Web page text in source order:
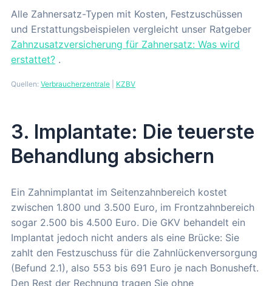
Alle Zahnersatz-Typen mit Kosten, Festzuschüssen
und Erstattungsbeispielen vergleicht unser Ratgeber
Zahnzusatzversicherung für Zahnersatz: Was wird
erstattet? .
Quellen: Verbraucherzentrale KZBV
3. Implantate: Die teuerste
Behandlung absichern
Ein Zahnimplantat im Seitenzahnbereich kostet
zwischen 1.800 und 3.500 Euro, im Frontzahnbereich
sogar 2.500 bis 4.500 Euro. Die GKV behandelt ein
Implantat jedoch nicht anders als eine Brücke: Sie
zahlt den Festzuschuss für die Zahnlückenversorgung
(Befund 2.1), also 553 bis 691 Euro je nach Bonusheft.
Den Rest der Rechnung tragen Sie ohne